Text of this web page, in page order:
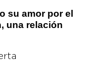
su amor por el
una relación